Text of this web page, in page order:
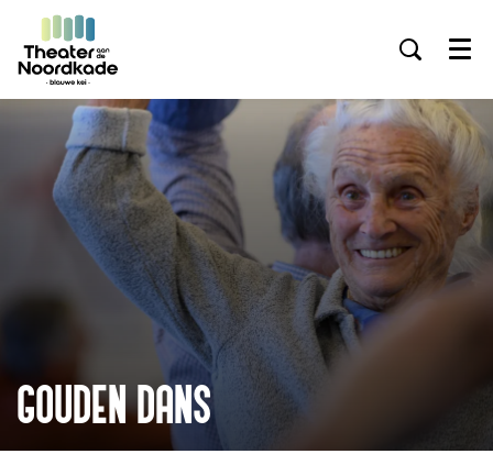
Menu
GOUDEN DANS